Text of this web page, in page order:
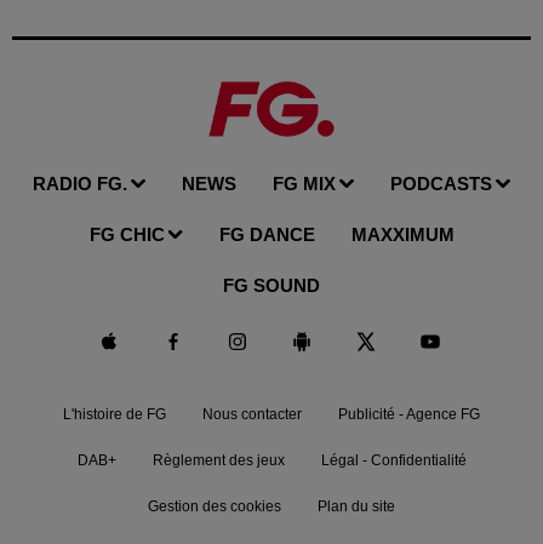
RADIO FG. NEWS FG MIX PODCASTS
FG CHIC FG DANCE MAXXIMUM
FG SOUND
L'histoire de FG Nous contacter Publicité - Agence FG
DAB+ Règlement des jeux Légal - Confidentialité
Gestion des cookies Plan du site